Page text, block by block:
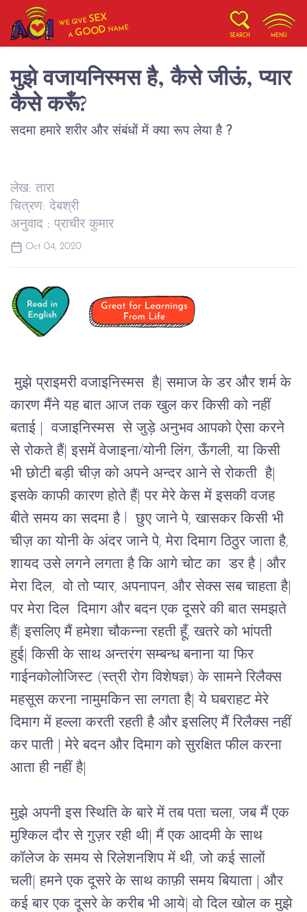
WE GIVESEX
AGOOD NAME
SEARCH MENU
मुझे वजायनिस्मस है, कैसे जीऊं, प्यार
कैसे करूँ?
सदमा हमारे शरीर और संबंधों में क्या रूप लेया है ?
लेख: तारा
चित्रण: देबश्री
अनुवाद : प्राचीर कुमार
Oct 04, 2020
मुझे प्राइमरी वजाइनिस्मस  है| समाज के डर और शर्म के
कारण मैंने यह बात आज तक खुल कर किसी को नहीं
बताई
| वजाइनिस्मस  से जुड़े अनुभव आपको ऐसा करने
से रोकते हैं| इसमें वेजाइना/योनी लिंग, ऊँगली, या किसी
भी छोटी बड़ी चीज़ को अपने अन्दर आने से रोकती  है|
इसके काफी कारण होते हैं| पर मेरे केस में इसकी वजह
बीते समय का सदमा है l  छुए जाने पे, खासकर किसी भी
चीज़ का योनी के अंदर जाने पे, मेरा दिमाग ठिठुर जाता है,
शायद उसे लगने लगता है कि आगे चोट का  डर है | और
मेरा दिल, वो तो प्यार, अपनापन, और सेक्स सब चाहता है|
पर मेरा दिल  दिमाग और बदन एक दूसरे की बात समझते
हैं| इसलिए मैं हमेशा चौकन्ना रहती हूँ, खतरे को भांपती
हुई | किसी के साथ अन्तरंग सम्बन्ध बनाना या फिर
गाईनकोलोजिस्ट (स्त्री रोग विशेषज्ञ) के सामने रिलैक्स
महसूस करना नामुमकिन सा लगता है| ये घबराहट मेरे
दिमाग में हल्ला करती रहती है और इसलिए मैं रिलैक्स नहीं
कर पाती
| मेरे बदन और दिमाग को सुरक्षित फील करना
आता ही नहीं है|
मुझे अपनी इस स्थिति के बारे में तब पता चला, जब मैं एक
मुश्किल दौर से गुज़र रही थी | मैं एक आदमी के साथ
कॉलेज के समय से रिलेशनशिप में थी, जो कई सालों
चली | हमने एक दूसरे के साथ काफ़ी समय बियाता | और
कई बार एक दूसरे के करीब भी आये | वो दिल खोल क मुझे